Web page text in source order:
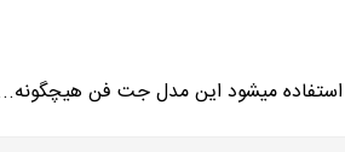
میشود این مدل جت فن